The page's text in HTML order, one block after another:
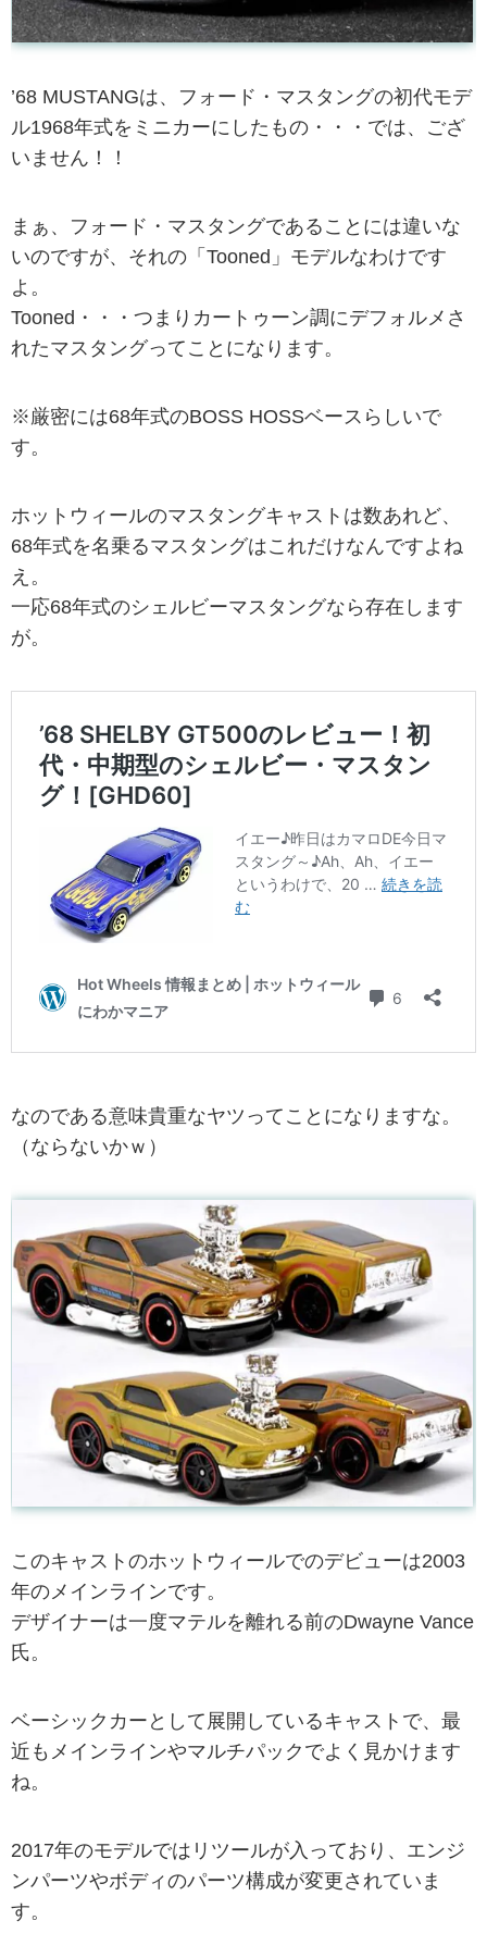
’68 MUSTANGは、フォード・マスタングの初代モデ
ル1968年式をミニカーにしたもの・・・では、ござ
いません！！
まぁ、フォード・マスタングであることには違いな
いのですが、それの「Tooned」モデルなわけです
よ。
Tooned・・・つまりカートゥーン調にデフォルメさ
れたマスタングってことになります。
※厳密には68年式のBOSS HOSSベースらしいで
す。
ホットウィールのマスタングキャストは数あれど、
68年式を名乗るマスタングはこれだけなんですよね
え。
一応68年式のシェルビーマスタングなら存在します
が。
なのである意味貴重なヤツってことになりますな。
（ならないかｗ）
このキャストのホットウィールでのデビューは2003
年のメインラインです。
デザイナーは一度マテルを離れる前のDwayne Vance
氏。
ベーシックカーとして展開しているキャストで、最
近もメインラインやマルチパックでよく見かけます
ね。
2017年のモデルではリツールが入っており、エンジ
ンパーツやボディのパーツ構成が変更されていま
す。